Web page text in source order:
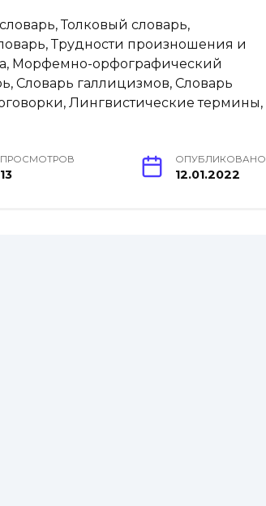
ПРОСМОТРОВ
13
ОПУБЛИКОВАНО
12.01.2022